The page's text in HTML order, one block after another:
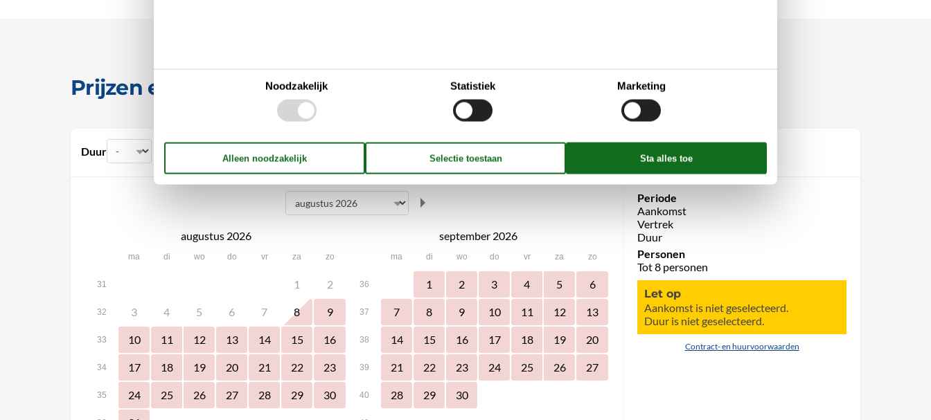
Prijzen en kalender
Duur
augustus 2026
ma di wo do vr za zo
31 1 2
32 3 4 5 6 7 8 9
33 10 11 12 13 14 15 16
34 17 18 19 20 21 22 23
35 24 25 26 27 28 29 30
september 2026
ma di wo do vr za zo
36 1 2 3 4 5 6
37 7 8 9 10 11 12 13
38 14 15 16 17 18 19 20
39 21 22 23 24 25 26 27
40 28 29 30
Prijs
Periode
Aankomst
Vertrek
Duur
Personen
Tot 8 personen
Let op
Aankomst is niet geselecteerd.
Duur is niet geselecteerd.
Contract- en huurvoorwaarden
Noodzakelijk Statistiek Marketing